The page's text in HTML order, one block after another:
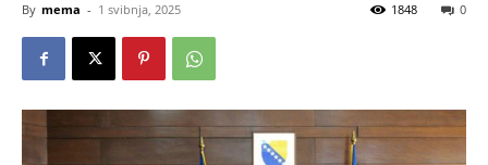
By mema - 1 svibnja, 2025 0
1848